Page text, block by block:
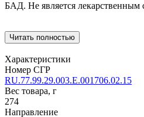
БАД. Не является лекарственным
Читать полностью
Характеристики
Номер СГР
RU.77.99.29.003.Е.001706.02.15
Вес товара, г
274
Направление